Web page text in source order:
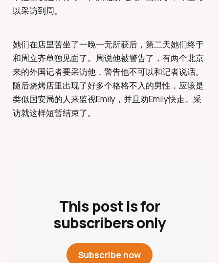
以采访到周。
她们在店里苦坐了一晚一无所获后，第二天她们终于
和周立齐单独见面了。周说他被警告了，有两个北京
来的外国记者要采访他，警告他不可以和记者说话。
随后烧烤店里出现了好多个格格不入的男性，应该是
类似国安局的人来监视Emily，并且劝Emily快走。采
访就这样短暂结束了。
This post is for
subscribers only
Subscribe now